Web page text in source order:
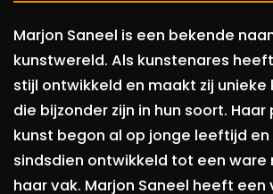
Marjon Saneel is een bekende
kunstwereld. Als kunstenares
stijl ontwikkeld en maakt zij unieke
die bijzonder zijn in hun soort.
kunst begon al op jonge leeftijd en
sindsdien ontwikkeld tot een ware
haar vak. Marjon Saneel heeft een